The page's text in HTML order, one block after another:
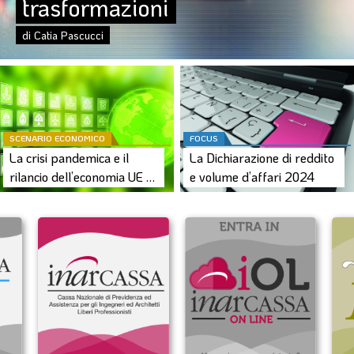
SOMMARIO
EDITORIALE
PREVIDENZA
FOCUS
PROFESSIONE
TERZA PAGINA
LE FOTO DEL FIL ROUGE
SCENARIO ECONOMICO
SPAZIO APERTO
GOVERNANCE
FONDAZIONE
ASSOCIAZIONI
trasformazioni
di Catia Pascucci
SCENARIO ECONOMICO
La crisi pandemica e il
rilancio dell’economia UE
dopo un quinquennio di
reattività
FOCUS
La Dichiarazione di reddito
e volume d’affari 2024